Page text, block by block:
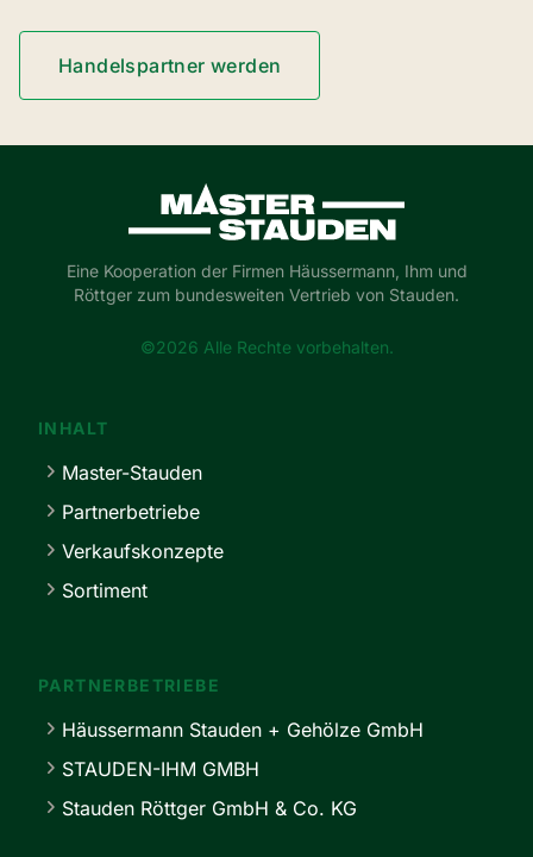
Handelspartner werden
Master-Stauden
Eine Kooperation der Firmen Häussermann, Ihm und
Röttger zum bundesweiten Vertrieb von Stauden.
©2026 Alle Rechte vorbehalten.
INHALT
Master-Stauden
Partnerbetriebe
Verkaufskonzepte
Sortiment
PARTNERBETRIEBE
Häussermann Stauden + Gehölze GmbH
STAUDEN-IHM GMBH
Stauden Röttger GmbH & Co. KG